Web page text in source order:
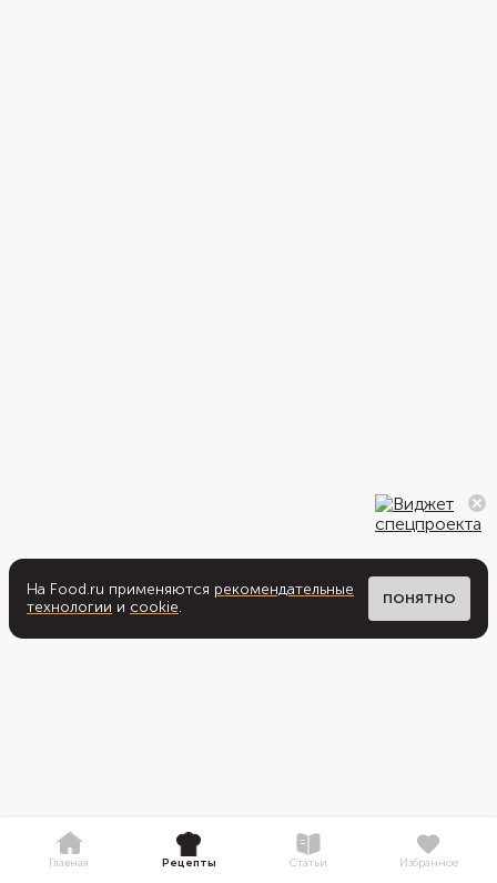
На Food.ru применяются рекомендательные
технологии и cookie. ПОНЯТНО
Главная Рецепты Статьи Избранное